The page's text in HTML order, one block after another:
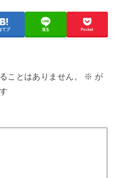
てブ 送る Pocket
ことはありません。 ※ が